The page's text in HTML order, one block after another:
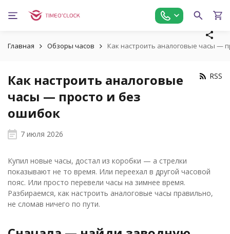
Главная Обзоры часов Как настроить аналоговые часы —
Как настроить аналоговые
часы — просто и без
ошибок
RSS
7 июля 2026
Купил новые часы, достал из коробки — а стрелки
показывают не то время. Или переехал в другой часовой
пояс. Или просто перевели часы на зимнее время.
Разбираемся, как настроить аналоговые часы правильно,
не сломав ничего по пути.